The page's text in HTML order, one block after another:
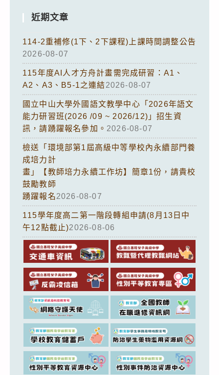
近期文章
114-2重補修(1下、2下課程)上課時間調整公告
2026-08-07
115年度AI人才方舟計畫需完成研習：A1、
A2、A3、B5-1之連結2026-08-07
國立中山大學外國語文教學中心「2026年語文
能力研習班(2026 /09 ~ 2026/12)」招生資
訊，請踴躍報名參加。 2026-08-07
檢送「環境部第1屆高級中等學校內永續部門養
成培力計
畫」【教師培力永續工作坊】簡章1份，請貴校
鼓勵教師
踴躍報名2026-08-07
115學年度高二第一階段轉組申請(8月13日中
午12點截止)2026-08-06